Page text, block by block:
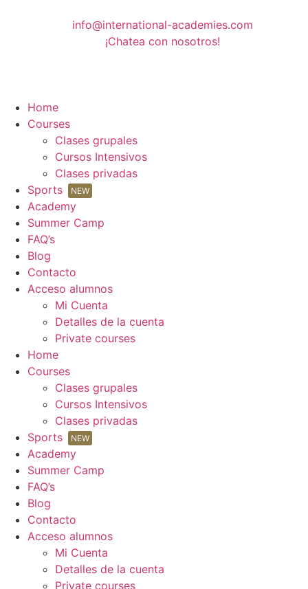
info@international-academies.com
¡Chatea con nosotros!
Home
Courses
Clases grupales
Cursos Intensivos
Clases privadas
Sports
NEW
Academy
Summer Camp
FAQ’s
Blog
Contacto
Acceso alumnos
Mi Cuenta
Detalles de la cuenta
Private courses
Home
Courses
Clases grupales
Cursos Intensivos
Clases privadas
Sports
NEW
Academy
Summer Camp
FAQ’s
Blog
Contacto
Acceso alumnos
Mi Cuenta
Detalles de la cuenta
Private courses